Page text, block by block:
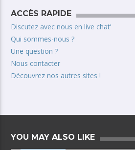
ACCÈS RAPIDE
Discutez avec nous en live chat’
Qui sommes-nous ?
Une question ?
Nous contacter
Découvrez nos autres sites !
YOU MAY ALSO LIKE